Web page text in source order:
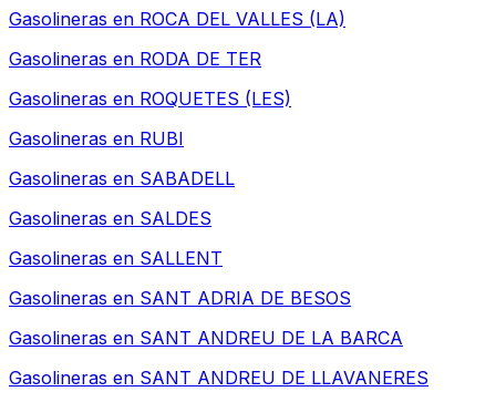
Gasolineras en ROCA DEL VALLES (LA)
Gasolineras en RODA DE TER
Gasolineras en ROQUETES (LES)
Gasolineras en RUBI
Gasolineras en SABADELL
Gasolineras en SALDES
Gasolineras en SALLENT
Gasolineras en SANT ADRIA DE BESOS
Gasolineras en SANT ANDREU DE LA BARCA
Gasolineras en SANT ANDREU DE LLAVANERES